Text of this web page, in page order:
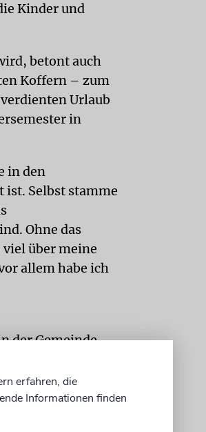
Kinder und
betont auch
Koffern – zum
Urlaub
in
in den
ist. Selbst stamme
Ohne das
über meine
allem habe ich
der Gemeinde
und Angebote
meiner
erfahren, die
Informationen finden